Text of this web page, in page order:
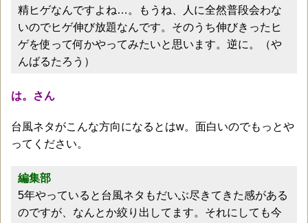
精ヒゲなんですよね…。もうね、人に全然普段会わな
いのでヒゲ伸び放題なんです。そのうち伸びきったヒ
ゲを使って何かやってみたいと思います。逆に。（や
んばるたろう）
は。さん
台風ネタがこんな方向になるとはw。面白いのでもっとや
ってください。
編集部
5年やっていると台風ネタもだいぶ尽きてきた感がある
のですが、なんとか絞り出してます。それにしても今